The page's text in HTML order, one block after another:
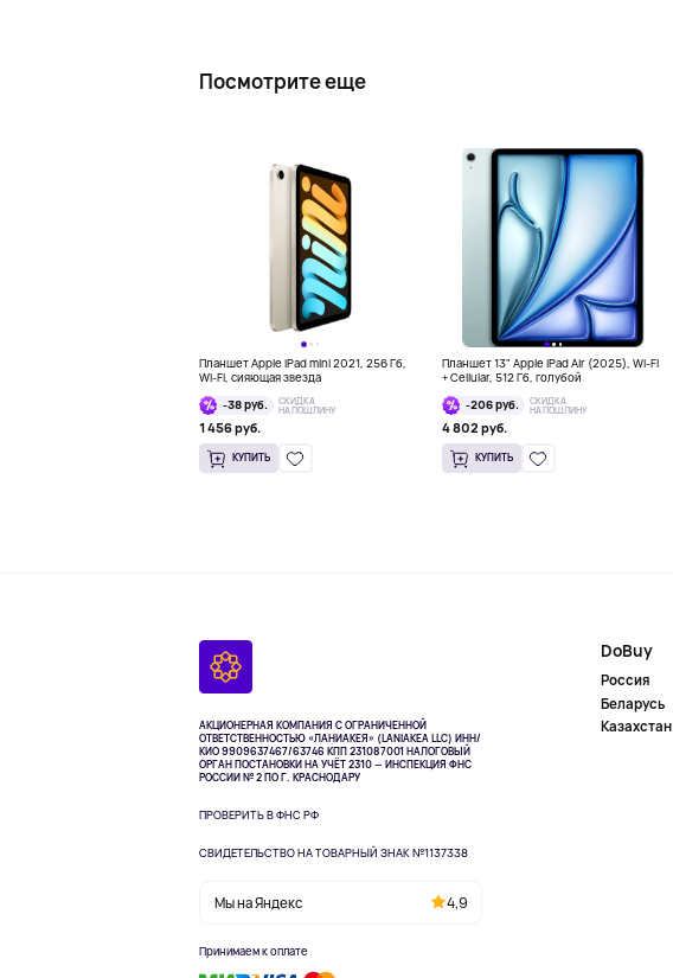
Посмотрите еще
Планшет Apple iPad mini 2021, 256 Гб,
Wi-Fi, сияющая звезда
-38 руб.
СКИДКА
НА ПОШЛИНУ
1 456 руб.
КУПИТЬ
Планшет 13" Apple iPad Air (2025), Wi-Fi
+ Cellular, 512 Гб, голубой
-206 руб.
СКИДКА
НА ПОШЛИНУ
4 802 руб.
КУПИТЬ
АКЦИОНЕРНАЯ КОМПАНИЯ С ОГРАНИЧЕННОЙ
ОТВЕТСТВЕННОСТЬЮ «ЛАНИАКЕЯ» (LANIAKEA LLC) ИНН/
КИО 9909637467/63746 КПП 231087001НАЛОГОВЫЙ
ОРГАН ПОСТАНОВКИ НА УЧЁТ 2310 — ИНСПЕКЦИЯ ФНС
РОССИИ № 2 ПО Г. КРАСНОДАРУ
ПРОВЕРИТЬ В ФНС РФ
СВИДЕТЕЛЬСТВО НА ТОВАРНЫЙ ЗНАК №1137338
Мы на Яндекс 4,9
Принимаем к оплате
DoBuy
Россия
Беларусь
Казахстан